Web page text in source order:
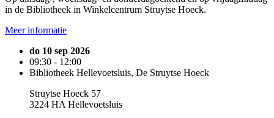
in de Bibliotheek in Winkelcentrum Struytse Hoeck.
Meer informatie
do 10 sep 2026
09:30 - 12:00
Bibliotheek Hellevoetsluis, De Struytse Hoeck
Struytse Hoeck 57
3224 HA Hellevoetsluis